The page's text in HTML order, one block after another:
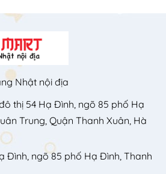
Nhật nội địa
thị 54 Hạ Đình, ngõ 85 phố Hạ
Trung, Quận Thanh Xuân, Hà
Đình, ngõ 85 phố Hạ Đình, Thanh